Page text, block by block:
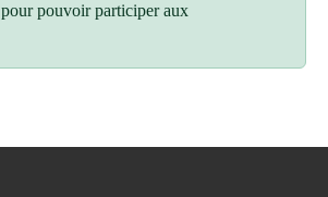
pour pouvoir participer aux